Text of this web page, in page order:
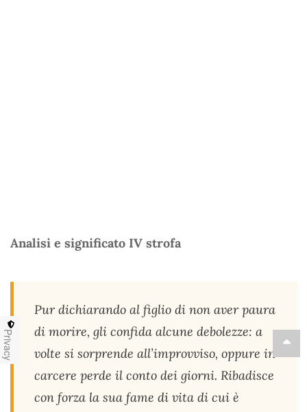
Analisi e significato IV strofa
Pur dichiarando al figlio di non aver paura
di morire, gli confida alcune debolezze: a
volte si sorprende all’improvviso, oppure in
carcere perde il conto dei giorni. Ribadisce
con forza la sua fame di vita di cui è
Privacy